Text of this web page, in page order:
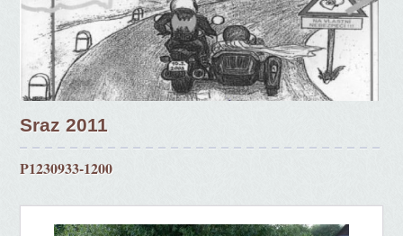
Sraz 2011
P1230933-1200